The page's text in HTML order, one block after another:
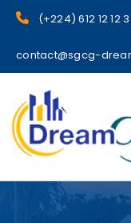
(+224) 612 12 12
contact@sgcg-
sgcg